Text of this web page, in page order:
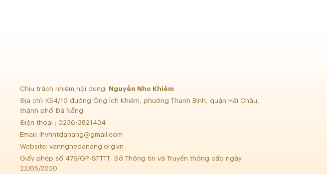
Chịu trách nhiệm nội dung: Nguyễn Nho Khiêm
Địa chỉ: K54/10 đường Ông Ích Khiêm, phường Thanh Bình, quận Hải Châu,
thành phố Đà Nẵng
Điện thoại : 0236-3821434
Email:
lhvhntdanang@gmail.com
Website: vannghedanang.org.vn
Giấy phép số 479/GP-STTTT Sở Thông tin và Truyền thông cấp ngày
22/05/2020